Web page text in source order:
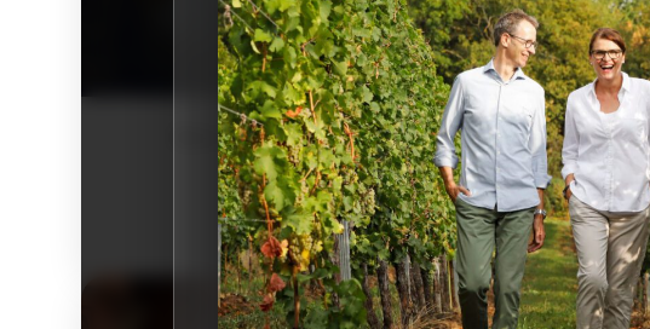
Hotel & Restaurant Ehranger Hof
Zimmer: 28
DE-54293 Trier-Ehrang (RP)
WEB:www.ehranger-hof.de